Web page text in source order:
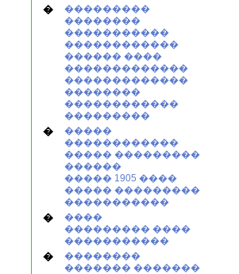
�
���������
��������
�����������
������������
������ ����
�������������
�������������
��������
������������
���������
�
�����
������������
����� ���������
������
����� 1905 ����
����� ���������
�����������
�
����
��������� ����
�����������
�
��������
������� �������